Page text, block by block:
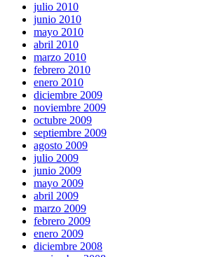
julio 2010
junio 2010
mayo 2010
abril 2010
marzo 2010
febrero 2010
enero 2010
diciembre 2009
noviembre 2009
octubre 2009
septiembre 2009
agosto 2009
julio 2009
junio 2009
mayo 2009
abril 2009
marzo 2009
febrero 2009
enero 2009
diciembre 2008